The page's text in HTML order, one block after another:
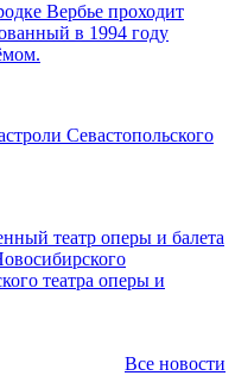
Вербье проходит
в 1994 году
Севастопольского
театр оперы и балета
театра оперы и
Все новости